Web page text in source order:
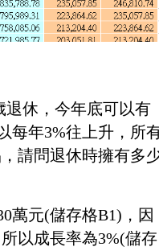
退休，今年底可以有
每年3%往上升，所
請問退休時擁有多
萬元(儲存格B1)，因
以成長率為3%(儲存